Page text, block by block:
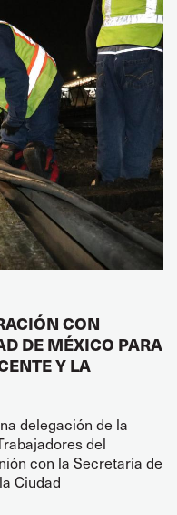
CON
DE MÉXICO PARA
Y LA
delegación de la
del
con la Secretaría de
Ciudad